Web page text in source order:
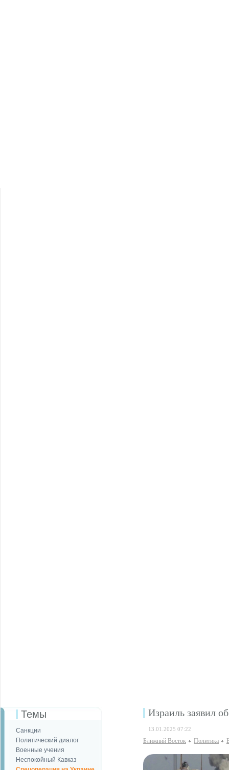
Темы
Санкции
Политический диалог
Военные учения
Неспокойный Кавказ
Израиль заявил
13.01.2025 07:22
Ближний Восток Политика